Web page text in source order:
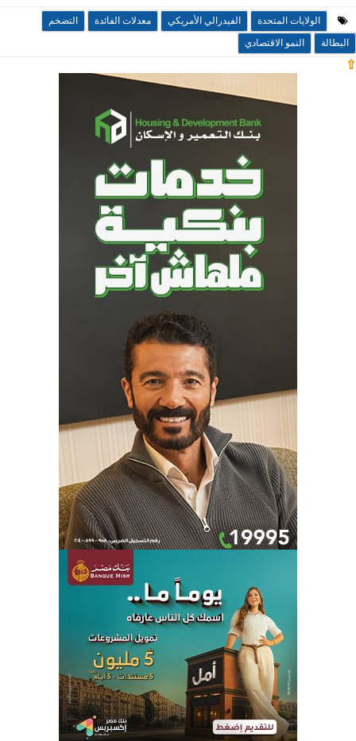
الولايات المتحدة الفيدرالي الأمريكي معدلات الفائدة
التضخم
البطالة
النمو الاقتصادي
⇧